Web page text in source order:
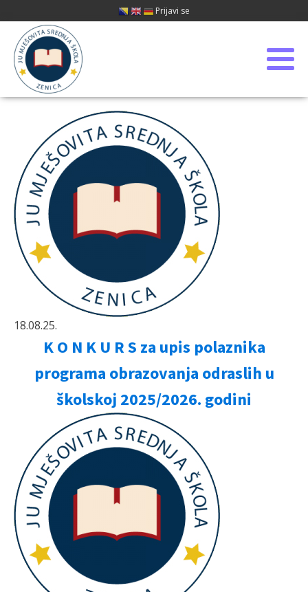
Prijavi se
18.08.25.
K O N K U R S za upis polaznika
programa obrazovanja odraslih u
školskoj 2025/2026. godini